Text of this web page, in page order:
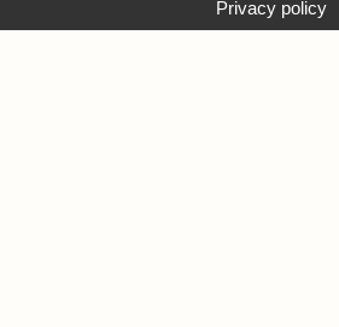
Se connecter
Privacy policy